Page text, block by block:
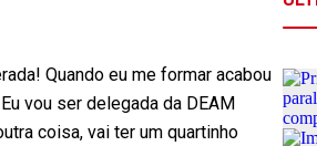
Quando eu me formar acabou
vou ser delegada da DEAM
coisa, vai ter um quartinho